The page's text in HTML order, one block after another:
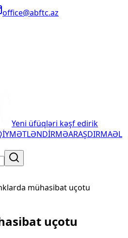
office@abftc.az
Yeni üfüqləri kəşf edirik
ARAŞDIRMAƏL
mühasibat uçotu
uçotu